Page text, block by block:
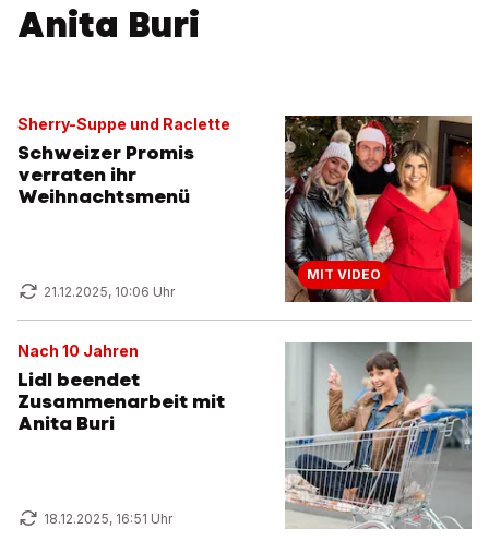
Anita Buri
Sherry-Suppe und Raclette
Schweizer Promis
verraten ihr
Weihnachtsmenü
21.12.2025, 10:06 Uhr
MIT VIDEO
Nach 10 Jahren
Lidl beendet
Zusammenarbeit mit
Anita Buri
18.12.2025, 16:51 Uhr